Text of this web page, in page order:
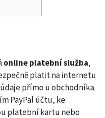
online platební služba,
platit na internetu
přímo u obchodníka.
PayPal účtu, ke
platební kartu nebo